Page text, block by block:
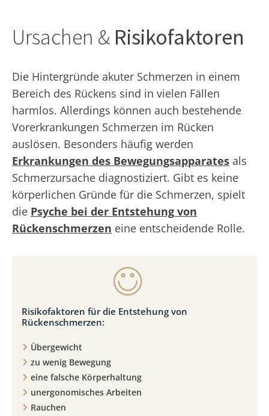
Ursachen & Risikofaktoren
Die Hintergründe akuter Schmerzen in einem
Bereich des Rückens sind in vielen Fällen
harmlos. Allerdings können auch bestehende
Vorerkrankungen Schmerzen im Rücken
auslösen. Besonders häufig werden
Erkrankungen des Bewegungsapparates als
Schmerzursache diagnostiziert. Gibt es keine
körperlichen Gründe für die Schmerzen, spielt
die Psyche bei der Entstehung von
Rückenschmerzen eine entscheidende Rolle.
Risikofaktoren für die Entstehung von
Rückenschmerzen:
Übergewicht
zu wenig Bewegung
eine falsche Körperhaltung
unergonomisches Arbeiten
Rauchen